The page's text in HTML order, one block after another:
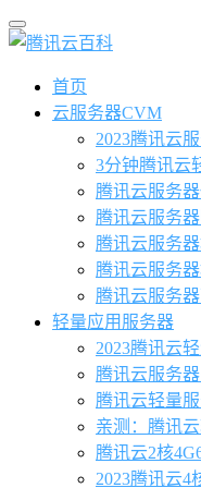
首页
云服务器CVM
2023腾讯云
3分钟腾讯云
腾讯云服务
腾讯云服务
腾讯云服务
腾讯云服务
腾讯云服务
轻量应用服务器
2023腾讯云
腾讯云服务
腾讯云轻量
亲测：腾讯
腾讯云2核
2023腾讯云4